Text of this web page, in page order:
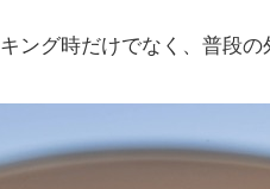
ング時だけでなく、普段